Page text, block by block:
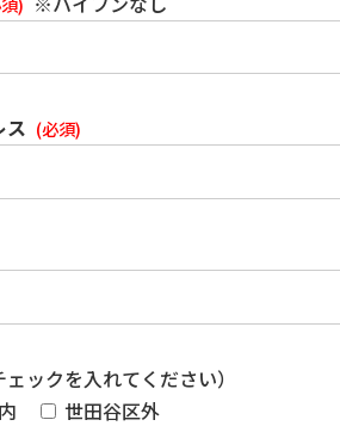
ス (必須)
ェックを入れてください）
世田谷区外